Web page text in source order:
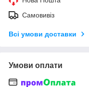
Самовивіз
Всі умови доставки
Умови оплати